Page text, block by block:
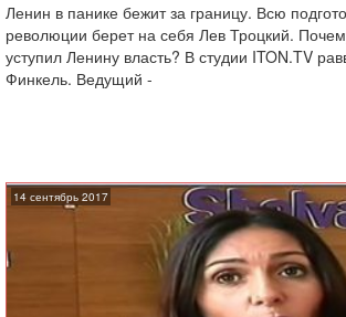
Ленин в панике бежит за границу. Всю
революции берет на себя Лев Троцкий.
уступил Ленину власть? В студии ITON.TV
Финкель. Ведущий -
14 сентябрь 2017